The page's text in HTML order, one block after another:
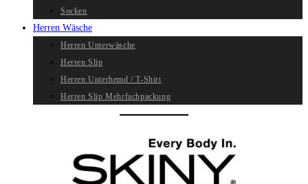
Socken
Herren Wäsche
Herren Unterwäsche
Herren Slip
Herren Unterhemd / T-Shirt
Herren Slip Mehrfachpackung